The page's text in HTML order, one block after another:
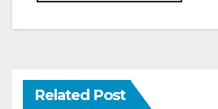
Related Post